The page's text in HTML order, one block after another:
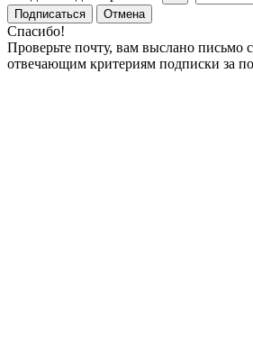
Подписаться
Отмена
Спасибо!
Проверьте почту, вам выслано письмо
отвечающим критериям подписки за